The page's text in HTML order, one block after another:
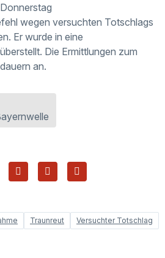
wegen versuchten Totschlags
Er wurde in eine
Die Ermittlungen zum
an.
Traunreut Versuchter Totschlag